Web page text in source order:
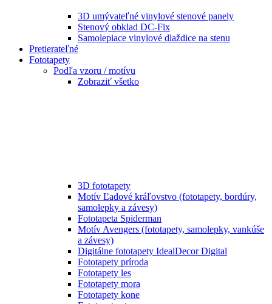
3D umývateľné vinylové stenové panely
Stenový obklad DC-Fix
Samolepiace vinylové dlaždice na stenu
Pretierateľné
Fototapety
Podľa vzoru / motívu
Zobraziť všetko
3D fototapety
Motív Ľadové kráľovstvo (fototapety, bordúry,
samolepky a závesy)
Fototapeta Spiderman
Motív Avengers (fototapety, samolepky, vankúše
a závesy)
Digitálne fototapety IdealDecor Digital
Fototapety príroda
Fototapety les
Fototapety mora
Fototapety kone